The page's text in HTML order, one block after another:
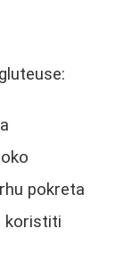
pokreta
koristiti